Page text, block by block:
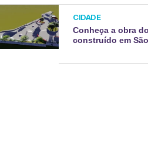
CIDADE
Conheça a obra
construído em